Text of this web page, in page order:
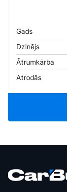
Gads
Dzinējs
Ātrumkārba
Atrodās